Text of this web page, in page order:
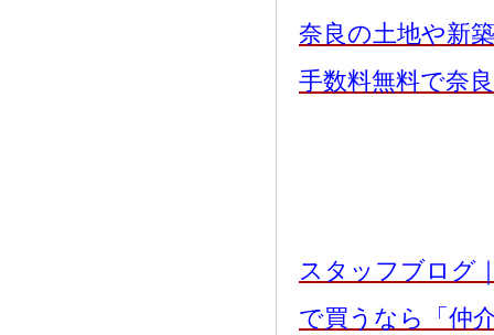
奈良の土地や新
手数料無料で奈
スタッフブログ
で買うなら「仲